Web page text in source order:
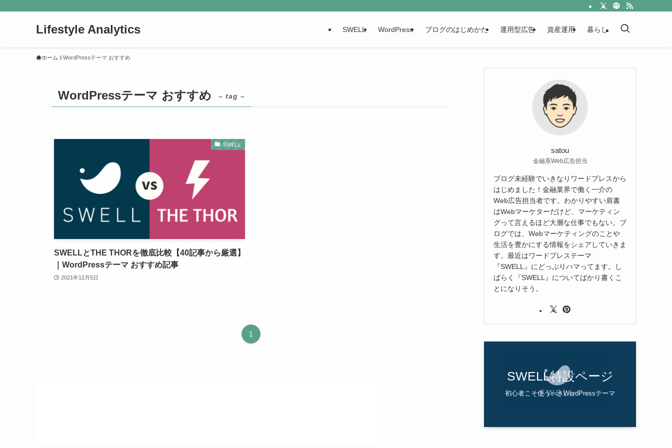
Lifestyle Analytics SWELL WordPress ブログのはじめかた 運用型広告 資産運用 暮らし
ホーム WordPressテーマ おすすめ
WordPressテーマ おすすめ – tag –
SWELL
SWELLとTHE THORを徹底比較【40記事から厳選】
｜WordPressテーマ おすすめ記事
2021年12月5日
1
satou
金融系Web広告担当
ブログ未経験でいきなりワードプレスから
はじめました！金融業界で働く一介の
Web広告担当者です。わかりやすい肩書
はWebマーケターだけど、マーケティン
グって言えるほど大層な仕事でもない。ブ
ログでは、Webマーケティングのことや
生活を豊かにする情報をシェアしていきま
す。最近はワードプレステーマ
『SWELL』にどっぷりハマってます。し
ばらく『SWELL』についてばかり書くこ
とになりそう。
SWELL特設ページ
初心者こそ使うべきWordPressテーマ